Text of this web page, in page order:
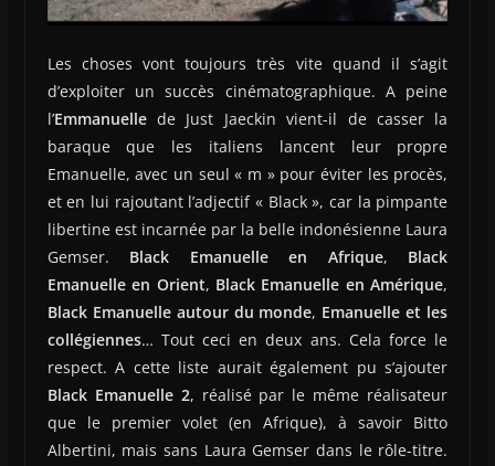
Les choses vont toujours très vite quand il s’agit
d’exploiter un succès cinématographique. A peine
l’Emmanuellede Just Jaeckin vient-il de casser la
baraque que les italiens lancent leur propre
Emanuelle, avec un seul « m » pour éviter les procès,
et en lui rajoutant l’adjectif « Black », car la pimpante
libertine est incarnée par la belle indonésienne Laura
Gemser. Black Emanuelle en Afrique, Black
Emanuelle en Orient, Black Emanuelle en Amérique,
Black Emanuelle autour du monde, Emanuelle et les
collégiennes… Tout ceci en deux ans. Cela force le
respect. A cette liste aurait également pu s’ajouter
Black Emanuelle 2, réalisé par le même réalisateur
que le premier volet (en Afrique), à savoir Bitto
Albertini, mais sans Laura Gemser dans le rôle-titre.